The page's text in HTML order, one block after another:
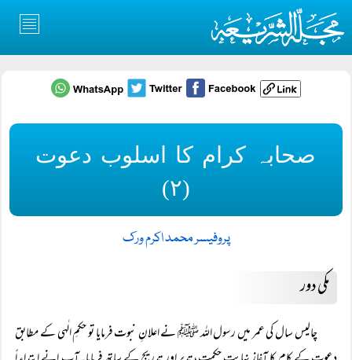
صحابہ کرام کا اسلوب دعوت
(۲)
پروفیسر محمد اکرم ورک
مکی دور
چالیس سال کی عمر میں رسول اللہ ﷺ نے اعلانِ نبوت فرمایا تو حکمِ الٰہی کے مطابق